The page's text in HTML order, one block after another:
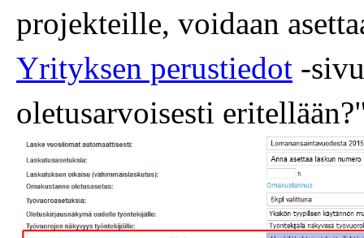
projekteille, voidaan
Yrityksen perustiedot -
oletusarvoisesti